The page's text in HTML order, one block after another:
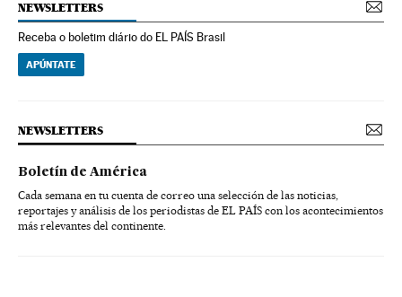
NEWSLETTERS
Receba o boletim diário do EL PAÍS Brasil
APÚNTATE
NEWSLETTERS
Boletín de América
Cada semana en tu cuenta de correo una selección de las noticias,
reportajes y análisis de los periodistas de EL PAÍS con los acontecimientos
más relevantes del continente.